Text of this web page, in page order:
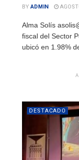
BY ADMIN
Alma Solís
fiscal del Sector
ubicó en 1.98%
DESTACADO